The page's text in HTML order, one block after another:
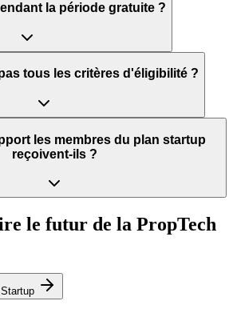
la période gratuite ?
tous les critères d'éligibilité ?
les membres du plan startup
reçoivent-ils ?
le futur de la PropTech